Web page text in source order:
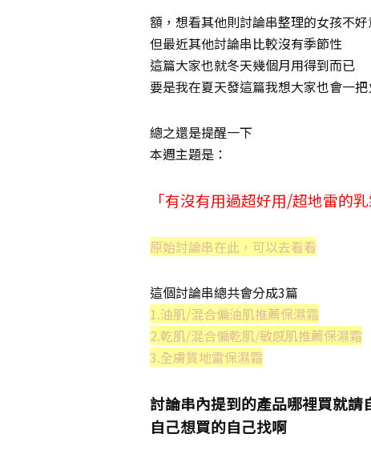
額，想看其他則討論串整理的女孩不
但最近其他討論串比較沒有季節性
這篇大家也就冬天幾個月用得到而已
要是我在夏天發這篇我想大家也會一
總之還是提醒一下
本週主題是：
「有沒有用過超好用/超地雷的
原始討論串在此，可以去看看
這個討論串總共會分成3篇
1.油肌/混合偏油肌推薦保濕霜
2.乾肌/混合偏乾肌/敏感肌推薦保濕霜
3.全膚質地雷保濕霜
討論串內提到的產品哪裡買就請
自己想買的自己找啊